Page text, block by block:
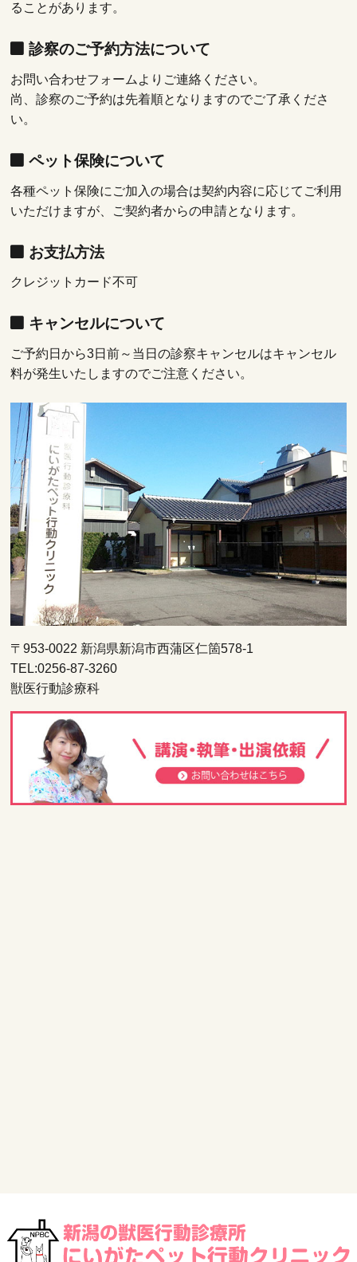
ることがあります。
診察のご予約方法について
お問い合わせフォームよりご連絡ください。
尚、診察のご予約は先着順となりますのでご了承くださ
い。
ペット保険について
各種ペット保険にご加入の場合は契約内容に応じてご利用
いただけますが、ご契約者からの申請となります。
お支払方法
クレジットカード不可
キャンセルについて
ご予約日から3日前～当日の診察キャンセルはキャンセル
料が発生いたしますのでご注意ください。
〒953-0022 新潟県新潟市西蒲区仁箇578-1
TEL:0256-87-3260
獣医行動診療科